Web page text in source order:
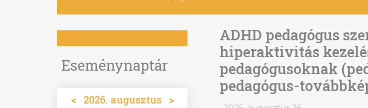
Eseménynaptár
< 2026. augusztus >
ADHD pedagógus
hiperaktivitás
pedagógusoknak
pedagógus-